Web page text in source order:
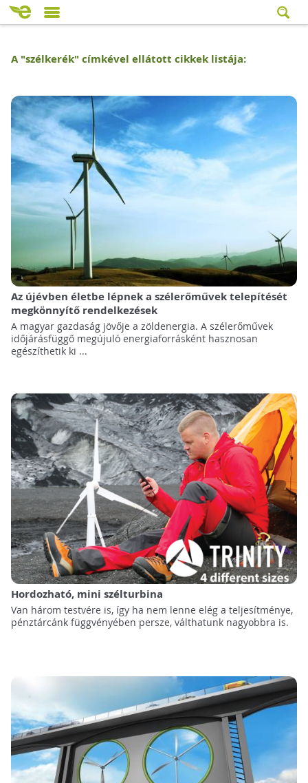
A "szélkerék" címkével ellátott cikkek listája:
Az újévben életbe lépnek a szélerőművek telepítését
megkönnyítő rendelkezések
A magyar gazdaság jövője a zöldenergia. A szélerőművek
időjárásfüggő megújuló energiaforrásként hasznosan
egészíthetik ki ...
Hordozható, mini szélturbina
Van három testvére is, így ha nem lenne elég a teljesítménye,
pénztárcánk függvényében persze, válthatunk nagyobbra is.